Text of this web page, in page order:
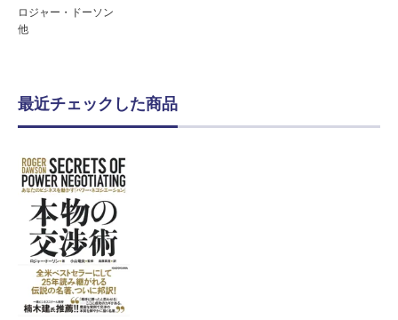
ロジャー・ドーソン
他
最近チェックした商品